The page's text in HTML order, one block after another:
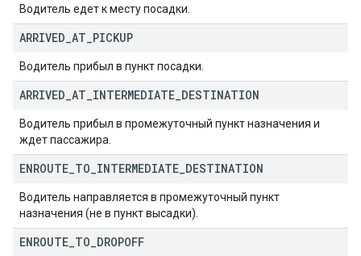
Водитель едет к месту посадки.
ARRIVED AT PICKUP
Водитель прибыл в пункт посадки.
ARRIVED AT INTERMEDIATE DESTINATION
Водитель прибыл в промежуточный пункт назначения и
ждет пассажира.
ENROUTE TO INTERMEDIATE DESTINATION
Водитель направляется в промежуточный пункт
назначения (не в пункт высадки).
ENROUTE TO DROPOFF